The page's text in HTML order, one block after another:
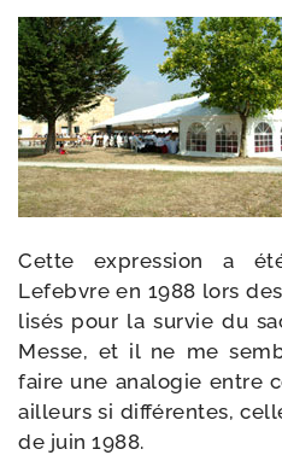
Cette expres­sion a
Lefebvre en 1988 lors
li­sés pour la sur­vie du
Messe, et il ne me
faire une ana­lo­gie entre
ailleurs si dif­fé­rentes,
de juin 1988.